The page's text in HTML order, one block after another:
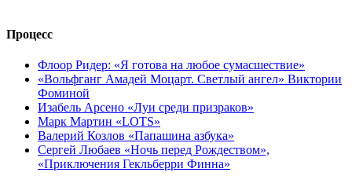
Процесс
Флоор Ридер: «Я готова на любое сумасшествие»
«Вольфганг Амадей Моцарт. Светлый ангел» Виктории
Фоминой
Изабель Арсено «Луи среди призраков»
Марк Мартин «LOTS»
Валерий Козлов «Папашина азбука»
Сергей Любаев «Ночь перед Рождеством»,
«Приключения Гекльберри Финна»